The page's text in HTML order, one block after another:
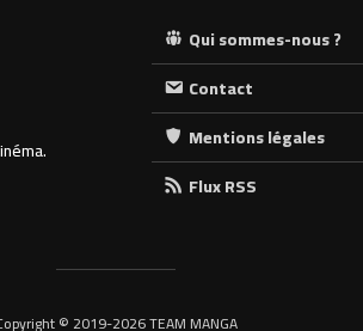
Qui sommes-nous ?
Contact
Mentions légales
Flux RSS
© 2019-2026 TEAM MANGA